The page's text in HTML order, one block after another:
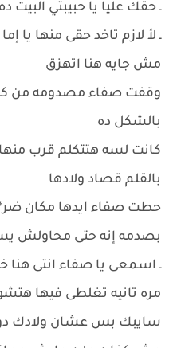
ـ حقك عليا يا حبيبتي البيت
ـ لأ لازم تاخد حقى منها يا
مش جايه هنا اتهزق
وقفت صفاء مصدومه من
بالشكل ده
كانت لسه هتتكلم قرب
بالقلم قصاد ولادها
حطت صفاء ايدها مكان
بصدمه إنه حتى محاولش
ـ اسمعى يا صفاء انتى هنا
مره تانيه تغلطى فيها
سايبك بس عشان ولادك